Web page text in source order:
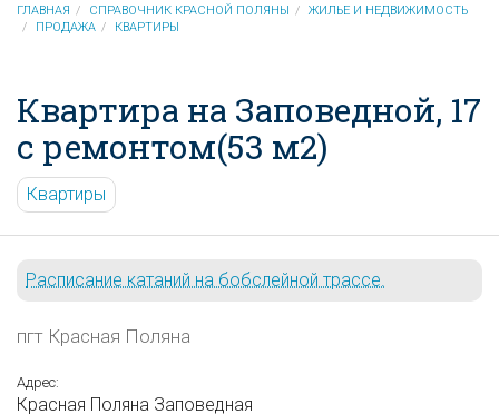
ГЛАВНАЯ СПРАВОЧНИК КРАСНОЙ ПОЛЯНЫ
ЖИЛЬЕ И НЕДВИЖИМОСТЬ
ПРОДАЖА
КВАРТИРЫ
Квартира на Заповедной, 17
с ремонтом(53 м2)
Квартиры
Расписание катаний на бобслейной трассе.
пгт Красная Поляна
Адрес:
Красная Поляна Заповедная